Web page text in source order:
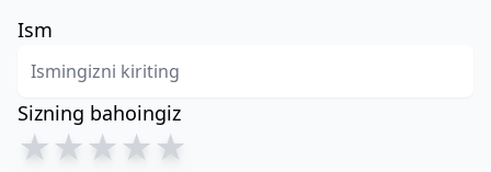
Ism
Sizning bahoingiz
★★★★★